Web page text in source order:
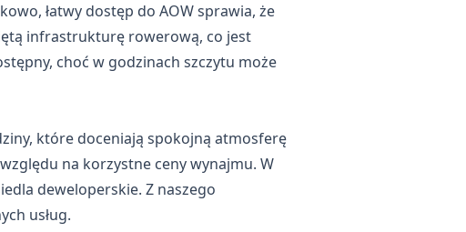
łatwy dostęp do AOW sprawia, że
infrastrukturę rowerową, co jest
choć w godzinach szczytu może
które doceniają spokojną atmosferę
na korzystne ceny wynajmu. W
deweloperskie. Z naszego
usług.